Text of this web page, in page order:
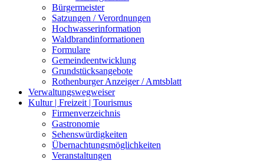
Bürgermeister
Satzungen / Verordnungen
Hochwasserinformation
Waldbrandinformationen
Formulare
Gemeindeentwicklung
Grundstücksangebote
Rothenburger Anzeiger / Amtsblatt
Verwaltungswegweiser
Kultur | Freizeit | Tourismus
Firmenverzeichnis
Gastronomie
Sehenswürdigkeiten
Übernachtungsmöglichkeiten
Veranstaltungen